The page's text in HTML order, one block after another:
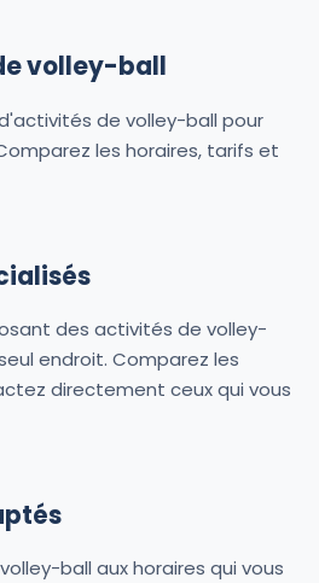
volley-ball
de volley-ball pour
les horaires, tarifs et
des activités de volley-
endroit. Comparez les
directement ceux qui vous
ball aux horaires qui vous